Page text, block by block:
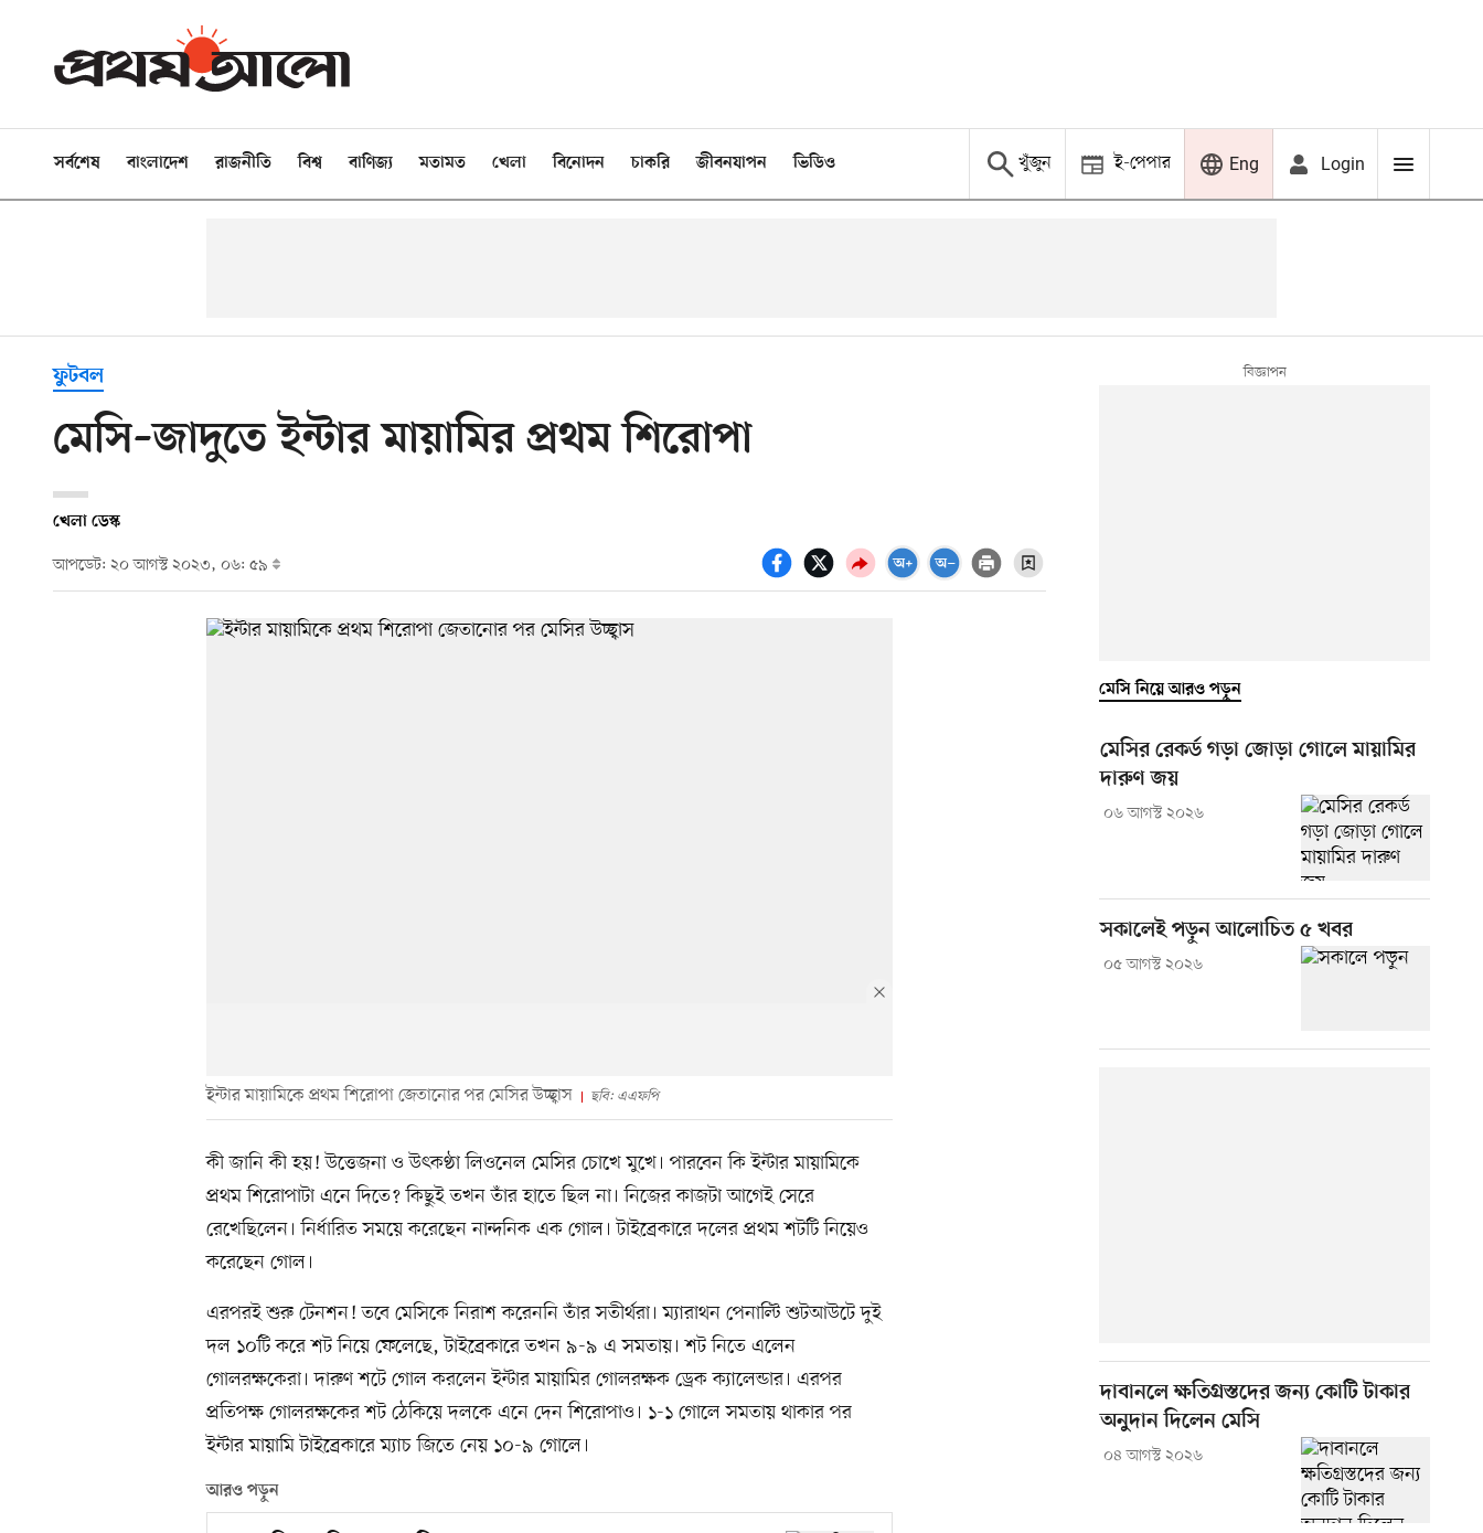
সর্বশেষ বাংলাদেশ রাজনীতি বিশ্ব বাণিজ্য মতামত খেলা বিনোদন চাকরি জীবনযাপন ভিডিও খুঁজুন ই-পেপার Eng Login
ফুটবল
মেসি–জাদুতে ইন্টার মায়ামির প্রথম শিরোপা
খেলা ডেস্ক
আপডেট: ২০ আগস্ট ২০২৩, ০৬: ৫৯
ইন্টার মায়ামিকে প্রথম শিরোপা জেতানোর পর মেসির উচ্ছ্বাস ছবি: এএফপি
কী জানি কী হয়! উত্তেজনা ও উৎকণ্ঠা লিওনেল মেসির চোখে মুখে। পারবেন কি ইন্টার মায়ামিকে
প্রথম শিরোপাটা এনে দিতে? কিছুই তখন তাঁর হাতে ছিল না। নিজের কাজটা আগেই সেরে
রেখেছিলেন। নির্ধারিত সময়ে করেছেন নান্দনিক এক গোল। টাইব্রেকারে দলের প্রথম শটটি নিয়েও
করেছেন গোল।
এরপরই শুরু টেনশন! তবে মেসিকে নিরাশ করেননি তাঁর সতীর্থরা। ম্যারাথন পেনাল্টি শুটআউটে দুই
দল ১০টি করে শট নিয়ে ফেলেছে, টাইব্রেকারে তখন ৯-৯ এ সমতায়। শট নিতে এলেন
গোলরক্ষকেরা। দারুণ শটে গোল করলেন ইন্টার মায়ামির গোলরক্ষক ড্রেক ক্যালেন্ডার। এরপর
প্রতিপক্ষ গোলরক্ষকের শট ঠেকিয়ে দলকে এনে দেন শিরোপাও। ১-১ গোলে সমতায় থাকার পর
ইন্টার মায়ামি টাইব্রেকারে ম্যাচ জিতে নেয় ১০-৯ গোলে।
আরও পড়ুন
মেসি নিয়ে আরও পড়ুন
মেসির রেকর্ড গড়া জোড়া গোলে মায়ামির
দারুণ জয়
০৬ আগস্ট ২০২৬
সকালেই পড়ুন আলোচিত ৫ খবর
০৫ আগস্ট ২০২৬
দাবানলে ক্ষতিগ্রস্তদের জন্য কোটি টাকার
অনুদান দিলেন মেসি
০৪ আগস্ট ২০২৬